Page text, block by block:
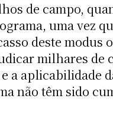
de campo,
uma vez
deste modus
milhares de
a aplicabilidade
não têm sido